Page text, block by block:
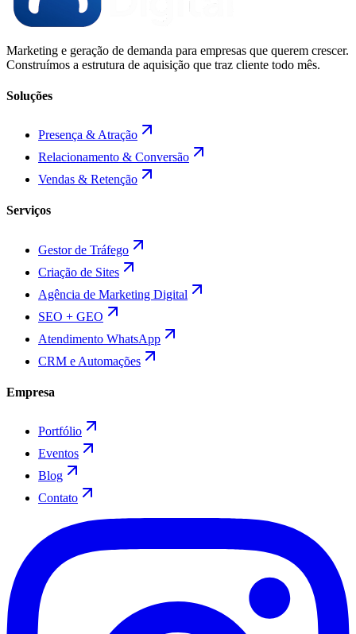
Marketing e geração de demanda para empresas que querem crescer.
Construímos a estrutura de aquisição que traz cliente todo mês.
Soluções
Presença & Atração
Relacionamento & Conversão
Vendas & Retenção
Serviços
Gestor de Tráfego
Criação de Sites
Agência de Marketing Digital
SEO + GEO
Atendimento WhatsApp
CRM e Automações
Empresa
Portfólio
Eventos
Blog
Contato